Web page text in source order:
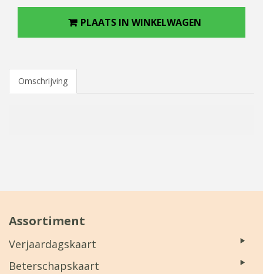
PLAATS IN WINKELWAGEN
Omschrijving
Assortiment
Verjaardagskaart
Beterschapskaart